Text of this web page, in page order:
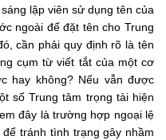
lập viên sử dụng tên của
ngoài để đặt tên cho Trung
cần phải quy định rõ là tên
cụm từ viết tắt của một cơ
hay không? Nếu vẫn được
số Trung tâm trọng tài hiện
đây là trường hợp ngoại lệ
tránh tình trạng gây nhầm